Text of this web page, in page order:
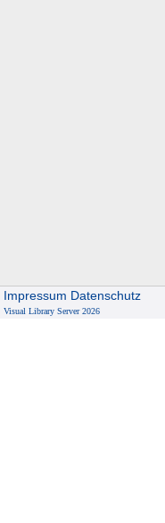
Impressum Datenschutz
Visual Library Server 2026